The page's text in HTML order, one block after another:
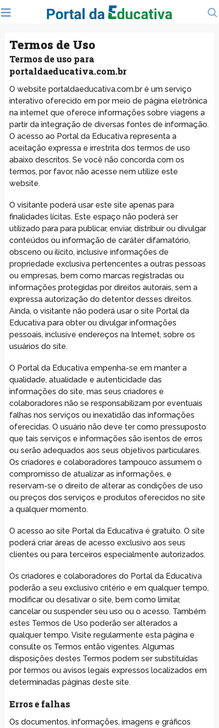
Termos de Uso
Termos de uso para
portaldaeducativa.com.br
O website portaldaeducativa.com.br é um serviço
interativo oferecido em por meio de página eletrônica
na internet que oferece informações sobre viagens a
partir da integração de diversas fontes de informação.
O acesso ao Portal da Educativa representa a
aceitação expressa e irrestrita dos termos de uso
abaixo descritos. Se você não concorda com os
termos, por favor, não acesse nem utilize este
website.
O visitante poderá usar este site apenas para
finalidades lícitas. Este espaço não poderá ser
utilizado para para publicar, enviar, distribuir ou divulgar
conteúdos ou informação de caráter difamatório,
obsceno ou ilícito, inclusive informações de
propriedade exclusiva pertencentes a outras pessoas
ou empresas, bem como marcas registradas ou
informações protegidas por direitos autorais, sem a
expressa autorização do detentor desses direitos.
Ainda, o visitante não poderá usar o site Portal da
Educativa para obter ou divulgar informações
pessoais, inclusive endereços na Internet, sobre os
usuários do site.
O Portal da Educativa empenha-se em manter a
qualidade, atualidade e autenticidade das
informações do site, mas seus criadores e
colaboradores não se responsabilizam por eventuais
falhas nos serviços ou inexatidão das informações
oferecidas. O usuário não deve ter como pressuposto
que tais serviços e informações são isentos de erros
ou serão adequados aos seus objetivos particulares.
Os criadores e colaboradores tampouco assumem o
compromisso de atualizar as informações, e
reservam-se o direito de alterar as condições de uso
ou preços dos serviços e produtos oferecidos no site
a qualquer momento.
O acesso ao site Portal da Educativa é gratuito. O site
poderá criar áreas de acesso exclusivo aos seus
clientes ou para terceiros especialmente autorizados.
Os criadores e colaboradores do Portal da Educativa
poderão a seu exclusivo critério e em qualquer tempo,
modificar ou desativar o site, bem como limitar,
cancelar ou suspender seu uso ou o acesso. Também
estes Termos de Uso poderão ser alterados a
qualquer tempo. Visite regularmente esta página e
consulte os Termos então vigentes. Algumas
disposições destes Termos podem ser substituídas
por termos ou avisos legais expressos localizados em
determinadas páginas deste site.
Erros e falhas
Os documentos, informações, imagens e gráficos